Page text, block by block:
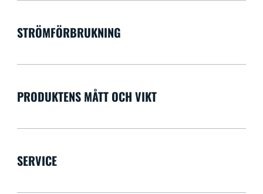
STRÖMFÖRBRUKNING
PRODUKTENS MÅTT OCH VIKT
SERVICE